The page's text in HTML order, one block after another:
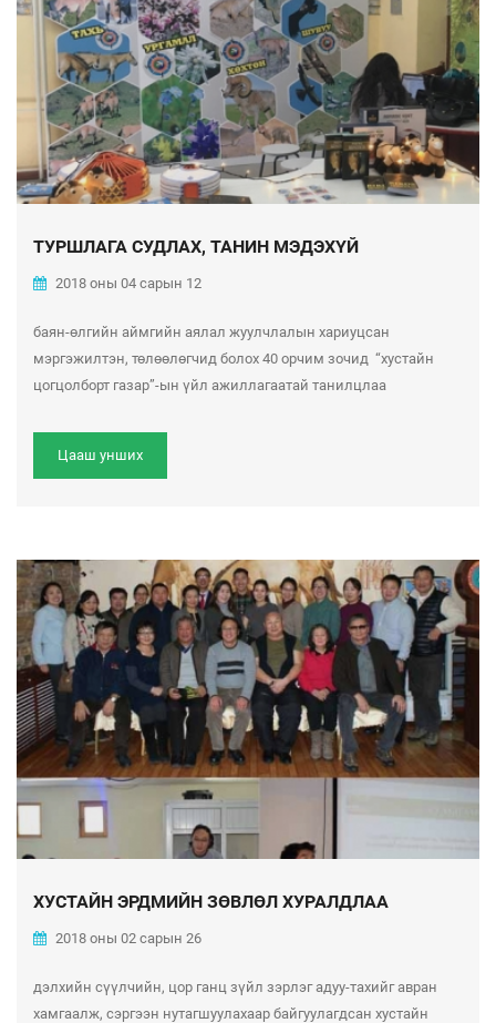
ТУРШЛАГА СУДЛАХ, ТАНИН МЭДЭХҮЙ
2018 оны 04 сарын 12
баян-өлгийн аймгийн аялал жуулчлалын хариуцсан
мэргэжилтэн, төлөөлөгчид болох 40 орчим зочид “хустайн
цогцолборт газар”-ын үйл ажиллагаатай танилцлаа
Цааш унших
ХУСТАЙН ЭРДМИЙН ЗӨВЛӨЛ ХУРАЛДЛАА
2018 оны 02 сарын 26
дэлхийн сүүлчийн, цор ганц зүйл зэрлэг адуу-тахийг авран
хамгаалж, сэргээн нутагшуулахаар байгуулагдсан хустайн